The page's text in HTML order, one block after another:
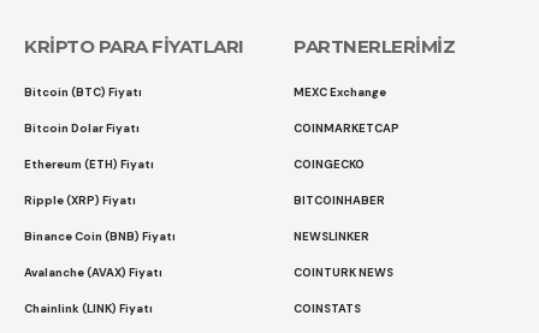
KRİPTO PARA FİYATLARI
Bitcoin (BTC) Fiyatı
Bitcoin Dolar Fiyatı
Ethereum (ETH) Fiyatı
Ripple (XRP) Fiyatı
Binance Coin (BNB) Fiyatı
Avalanche (AVAX) Fiyatı
Chainlink (LINK) Fiyatı
PARTNERLERİMİZ
MEXC Exchange
COINMARKETCAP
COINGECKO
BITCOINHABER
NEWSLINKER
COINTURK NEWS
COINSTATS